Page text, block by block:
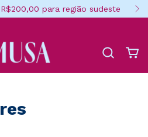
para região sudeste